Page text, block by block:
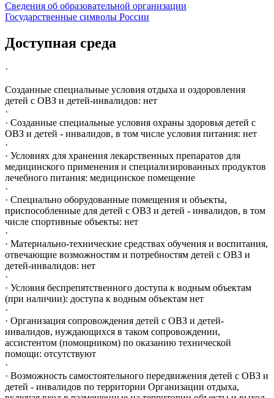
Сведения об образовательной организации
Государственные символы России
Доступная среда
·
Созданные специальные условия отдыха и оздоровления
детей с ОВЗ и детей-инвалидов: нет
·
· Созданные специальные условия охраны здоровья детей с
ОВЗ и детей - инвалидов, в том числе условия питания: нет
·
· Условиях для хранения лекарственных препаратов для
медицинского применения и специализированных продуктов
лечебного питания: медицинское помещение
·
· Специально оборудованные помещения и объекты,
приспособленные для детей с ОВЗ и детей - инвалидов, в том
числе спортивные объекты: нет
·
· Материально-технические средствах обучения и воспитания,
отвечающие возможностям и потребностям детей с ОВЗ и
детей-инвалидов: нет
·
· Условия беспрепятственного доступа к водным объектам
(при наличии): доступа к водным объектам нет
·
· Организация сопровождения детей с ОВЗ и детей-
инвалидов, нуждающихся в таком сопровождении,
ассистентом (помощником) по оказанию технической
помощи: отсутствуют
·
· Возможность самостоятельного передвижения детей с ОВЗ и
детей - инвалидов по территории Организации отдыха,